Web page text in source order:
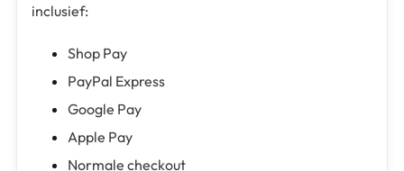
inclusief:
Shop Pay
PayPal Express
Google Pay
Apple Pay
Normale checkout